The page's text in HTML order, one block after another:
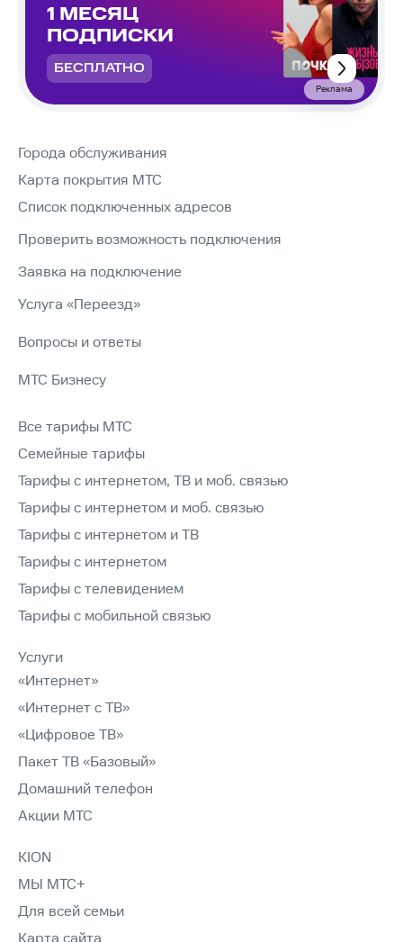
1 МЕСЯЦ
ПОДПИСКИ
БЕСПЛАТНО
Реклама
Города обслуживания
Карта покрытия МТС
Список подключенных адресов
Проверить возможность подключения
Заявка на подключение
Услуга «Переезд»
Вопросы и ответы
МТС Бизнесу
Все тарифы МТС
Семейные тарифы
Тарифы с интернетом, ТВ и моб. связью
Тарифы с интернетом и моб. связью
Тарифы с интернетом и ТВ
Тарифы с интернетом
Тарифы с телевидением
Тарифы с мобильной связью
Услуги
«Интернет»
«Интернет с ТВ»
«Цифровое ТВ»
Пакет ТВ «Базовый»
Домашний телефон
Акции МТС
KION
МЫ МТС+
Для всей семьи